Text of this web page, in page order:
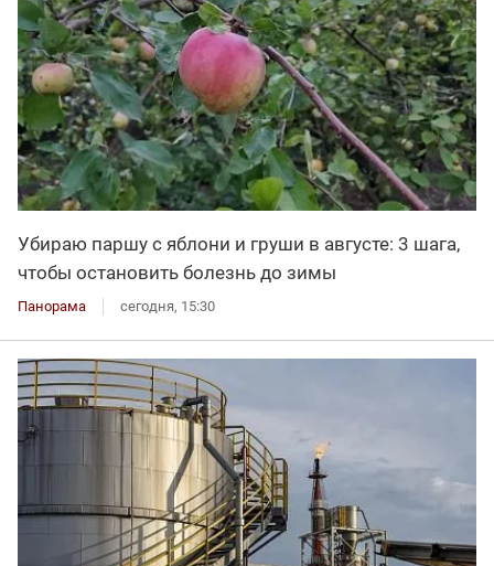
Убираю паршу с яблони и груши в августе: 3 шага,
чтобы остановить болезнь до зимы
Панорама сегодня, 15:30